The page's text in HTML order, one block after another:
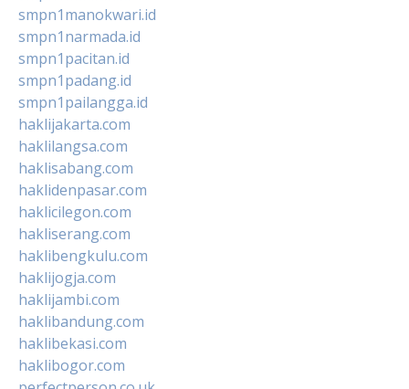
smpn1manokwari.id
smpn1narmada.id
smpn1pacitan.id
smpn1padang.id
smpn1pailangga.id
haklijakarta.com
haklilangsa.com
haklisabang.com
haklidenpasar.com
haklicilegon.com
hakliserang.com
haklibengkulu.com
haklijogja.com
haklijambi.com
haklibandung.com
haklibekasi.com
haklibogor.com